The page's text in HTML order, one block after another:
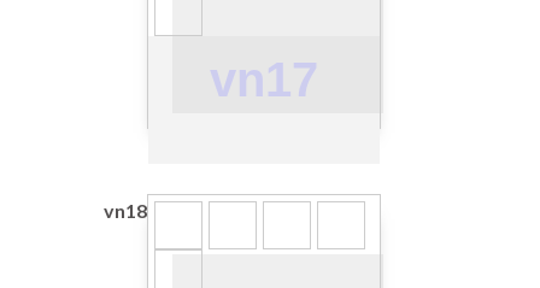
vn17
vn18